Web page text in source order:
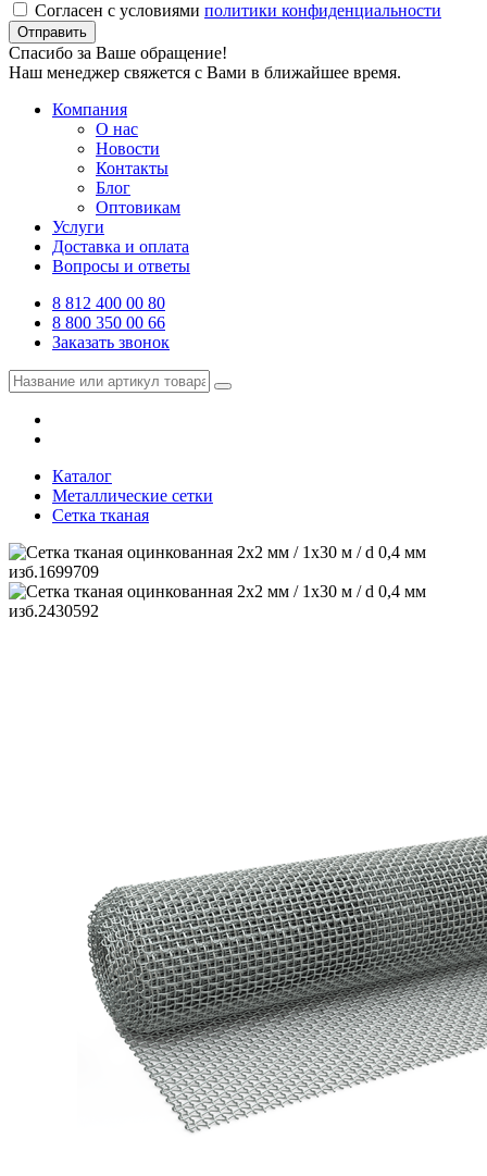
Согласен с условиями политики конфиденциальности
Отправить
Спасибо за Ваше обращение!
Наш менеджер свяжется с Вами в ближайшее время.
Компания
О нас
Новости
Контакты
Блог
Оптовикам
Услуги
Доставка и оплата
Вопросы и ответы
8 812 400 00 80
8 800 350 00 66
Заказать звонок
Каталог
Металлические сетки
Сетка тканая